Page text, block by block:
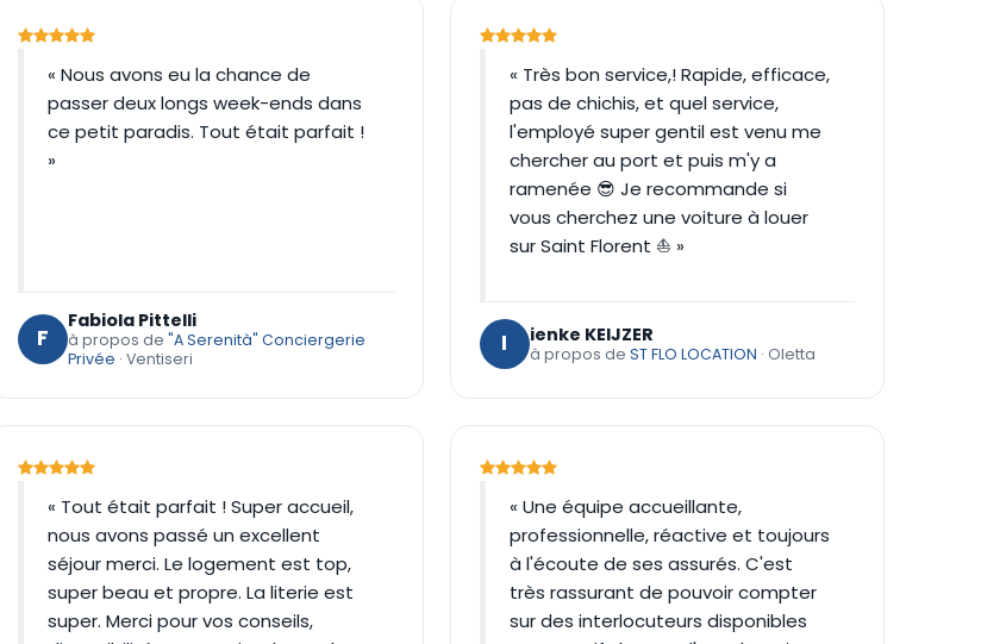
« Nous avons eu la chance de
passer deux longs week-ends dans
ce petit paradis. Tout était parfait !
»
F
Fabiola Pittelli
à propos de"A Serenità" Conciergerie
Privée · Ventiseri
« Très bon service,! Rapide, efficace,
pas de chichis, et quel service,
l'employé super gentil est venu me
chercher au port et puis m'y a
ramenée 😎 Je recommande si
vous cherchez une voiture à louer
sur Saint Florent ⛵ »
I ienke KEIJZER
à propos de ST FLO LOCATION · Oletta
« Tout était parfait ! Super accueil,
nous avons passé un excellent
séjour merci. Le logement est top,
super beau et propre. La literie est
super. Merci pour vos conseils,
« Une équipe accueillante,
professionnelle, réactive et toujours
à l'écoute de ses assurés. C'est
très rassurant de pouvoir compter
sur des interlocuteurs disponibles